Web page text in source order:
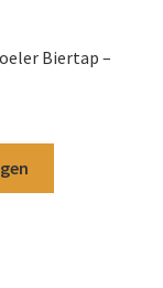
Biertap –